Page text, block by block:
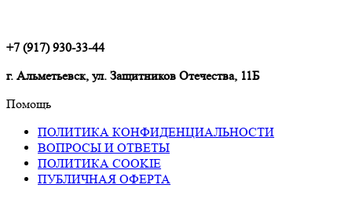
+7 (917) 930-33-44
г. Альметьевск, ул. Защитников Отечества, 11Б
Помощь
ПОЛИТИКА КОНФИДЕНЦИАЛЬНОСТИ
ВОПРОСЫ И ОТВЕТЫ
ПОЛИТИКА COOKIE
ПУБЛИЧНАЯ ОФЕРТА